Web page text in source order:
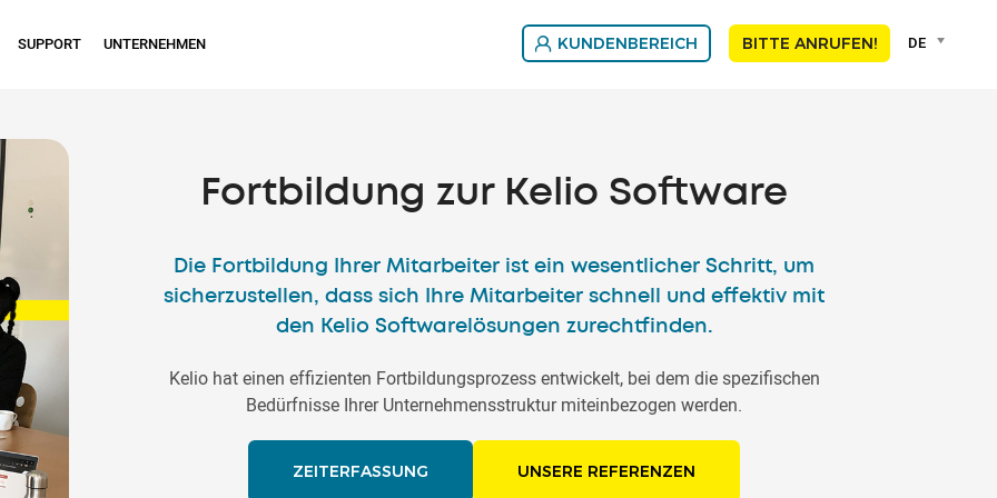
SUPPORT UNTERNEHMEN KUNDENBEREICH BITTE ANRUFEN!
Language
DE
Fortbildung zur Kelio Software
Die Fortbildung Ihrer Mitarbeiter ist ein wesentlicher Schritt, um
sicherzustellen, dass sich Ihre Mitarbeiter schnell und effektiv mit
den Kelio Softwarelösungen zurechtfinden.
Kelio hat einen effizienten Fortbildungsprozess entwickelt, bei dem die spezifischen
Bedürfnisse Ihrer Unternehmensstruktur miteinbezogen werden.
ZEITERFASSUNG UNSERE REFERENZEN